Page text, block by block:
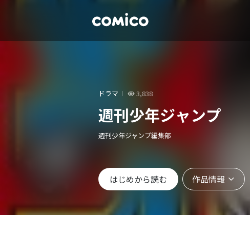
ドラマ 3,838
週刊少年ジャンプ
週刊少年ジャンプ編集部
はじめから読む 作品情報